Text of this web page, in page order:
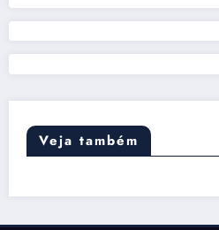
Veja também